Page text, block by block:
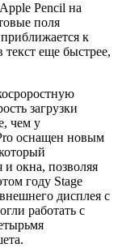
Pencil на
поля
к
текст еще быстрее,
загрузки
чем у
оснащен новым
окна, позволяя
году Stage
дисплея с
работать с